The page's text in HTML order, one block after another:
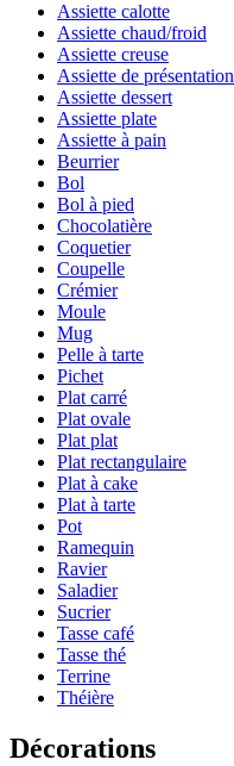
Assiette calotte
Assiette chaud/froid
Assiette creuse
Assiette de présentation
Assiette dessert
Assiette plate
Assiette à pain
Beurrier
Bol
Bol à pied
Chocolatière
Coquetier
Coupelle
Crémier
Moule
Mug
Pelle à tarte
Pichet
Plat carré
Plat ovale
Plat plat
Plat rectangulaire
Plat à cake
Plat à tarte
Pot
Ramequin
Ravier
Saladier
Sucrier
Tasse café
Tasse thé
Terrine
Théière
Décorations